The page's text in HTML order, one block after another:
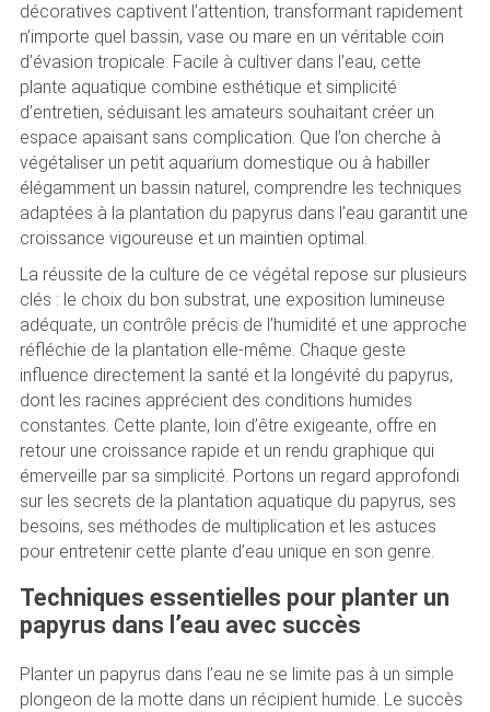
décoratives captivent l’attention, transformant rapidement
n’importe quel bassin, vase ou mare en un véritable coin
d’évasion tropicale. Facile à cultiver dans l’eau, cette
plante aquatique combine esthétique et simplicité
d’entretien, séduisant les amateurs souhaitant créer un
espace apaisant sans complication. Que l’on cherche à
végétaliser un petit aquarium domestique ou à habiller
élégamment un bassin naturel, comprendre les techniques
adaptées à la plantation du papyrus dans l’eau garantit une
croissance vigoureuse et un maintien optimal.
La réussite de la culture de ce végétal repose sur plusieurs
clés : le choix du bon substrat, une exposition lumineuse
adéquate, un contrôle précis de l’humidité et une approche
réfléchie de la plantation elle-même. Chaque geste
influence directement la santé et la longévité du papyrus,
dont les racines apprécient des conditions humides
constantes. Cette plante, loin d’être exigeante, offre en
retour une croissance rapide et un rendu graphique qui
émerveille par sa simplicité. Portons un regard approfondi
sur les secrets de la plantation aquatique du papyrus, ses
besoins, ses méthodes de multiplication et les astuces
pour entretenir cette plante d’eau unique en son genre.
Techniques essentielles pour planter un
papyrus dans l’eau avec succès
Planter un papyrus dans l’eau ne se limite pas à un simple
plongeon de la motte dans un récipient humide. Le succès